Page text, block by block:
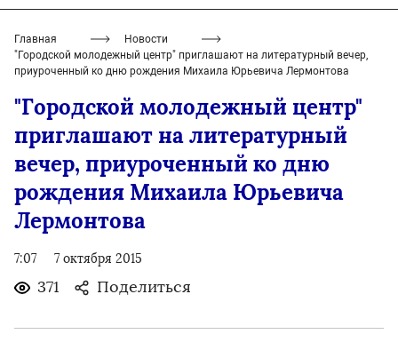
Главная
Новости
"Городской молодежный центр" приглашают на литературный вечер,
приуроченный ко дню рождения Михаила Юрьевича Лермонтова
"Городской молодежный центр"
приглашают на литературный
вечер, приуроченный ко дню
рождения Михаила Юрьевича
Лермонтова
7:07 7 октября 2015
371 Поделиться